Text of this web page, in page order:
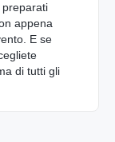
preparati
appena
E se
di tutti gli